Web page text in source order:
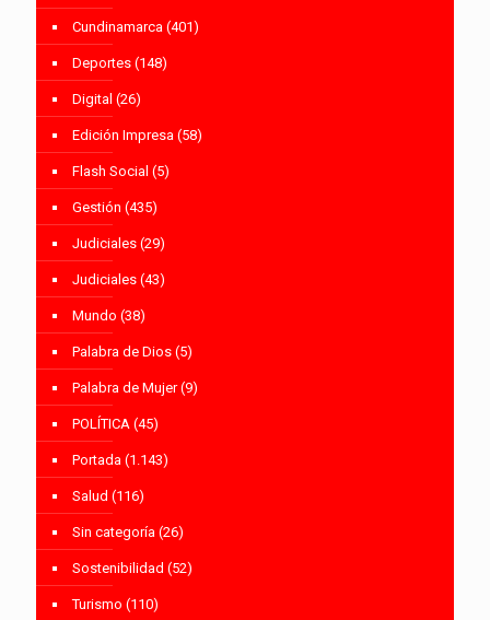
Cundinamarca (401)
Deportes (148)
Digital (26)
Edición Impresa (58)
Flash Social (5)
Gestión (435)
Judiciales (29)
Judiciales (43)
Mundo (38)
Palabra de Dios (5)
Palabra de Mujer(9)
POLÍTICA (45)
Portada (1.143)
Salud (116)
Sin categoría (26)
Sostenibilidad (52)
Turismo (110)